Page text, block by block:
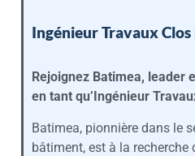
Ingénieur Travaux
Rejoignez Batimea, leader
en tant qu’Ingénieur
Batimea, pionnière dans le
bâtiment, est à la recherche